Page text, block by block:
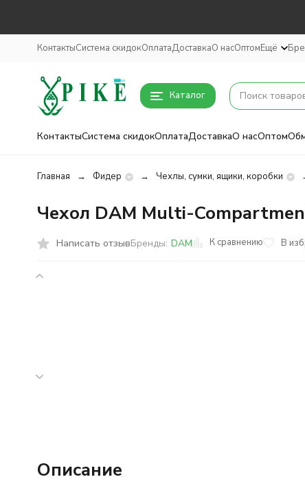
КонтактыСистема скидокОплатаДоставкаО насОптомЕщё
Каталог
КонтактыСистема скидокОплатаДоставкаО насОптом
Главная Фидер Чехлы, сумки, ящики, коробки
Чехол DAM Multi-
Написать отзывБренды: DAM К сравнению В
Описание